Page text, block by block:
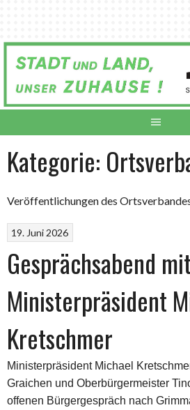
Inhalt
Kategorie:
Veröffentlichungen des
19. Juni 2026
Gesprächsabend mit
Ministerpräsident
Kretschmer
Ministerpräsident Michael
Graichen und Oberbürgermeister
offenen Bürgergespräch nach